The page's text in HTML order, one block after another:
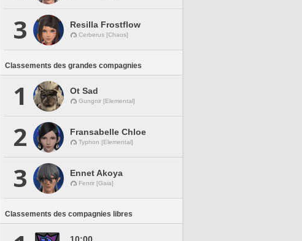
3 Resilla Frostflow
Cerberus [Chaos]
Classements des grandes compagnies
1 Ot Sad
Gungnir [Elemental]
2 Fransabelle Chloe
Typhon [Elemental]
3 Ennet Akoya
Fenrir [Gaia]
Classements des compagnies libres